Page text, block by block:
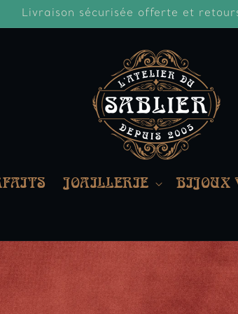
Livraison sécurisée offerte et
JOAILLERIE BIJOUX